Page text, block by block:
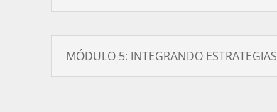
MÓDULO 5: INTEGRANDO ESTRATEGIAS